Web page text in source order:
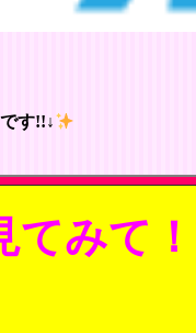
す!!↓
てみて